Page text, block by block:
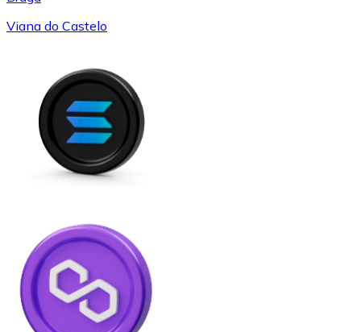
Viana do Castelo